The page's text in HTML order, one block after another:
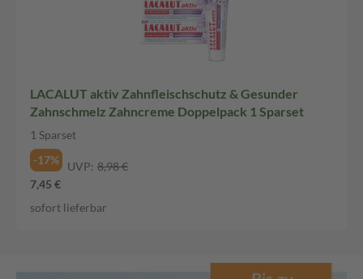
LACALUT aktiv Zahnfleischschutz & Gesunder
Zahnschmelz Zahncreme Doppelpack 1 Sparset
1 Sparset
-17%
UVP: 8,98 €
7,45 €
sofort lieferbar